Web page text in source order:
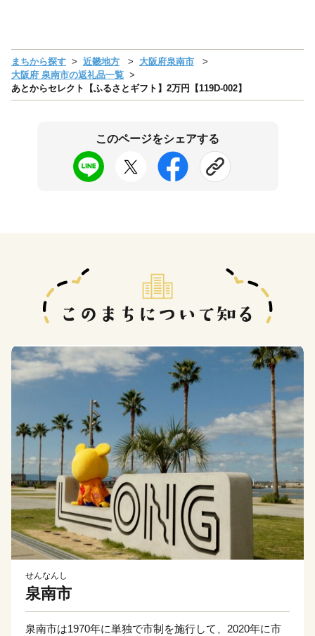
まちから探す 近畿地方
大阪府泉南市
大阪府 泉南市の返礼品一覧
あとからセレクト【ふるさとギフト】2万円【119D-002】
このページをシェアする
せんなんし
泉南市
泉南市は1970年に単独で市制を施行して、2020年に市